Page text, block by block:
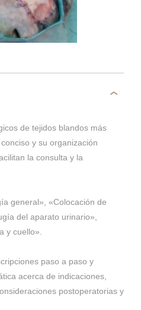
de tejidos blandos más
y su organización
la consulta y la
general», «Colocación de
del aparato urinario»,
y cuello».
paso a paso y
acerca de indicaciones,
postoperatorias y